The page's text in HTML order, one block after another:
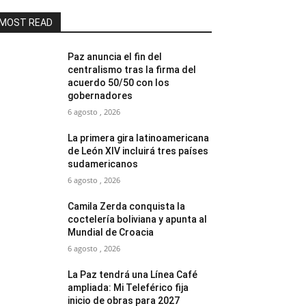
READ
Paz anuncia el fin del
centralismo tras la firma del
acuerdo 50/50 con los
gobernadores
6 agosto , 2026
La primera gira latinoamericana
de León XIV incluirá tres países
sudamericanos
6 agosto , 2026
Camila Zerda conquista la
coctelería boliviana y apunta al
Mundial de Croacia
6 agosto , 2026
La Paz tendrá una Línea Café
ampliada: Mi Teleférico fija
inicio de obras para 2027